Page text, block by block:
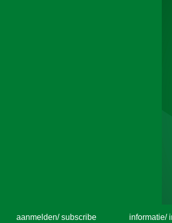
aanmelden/ subscribe informatie/